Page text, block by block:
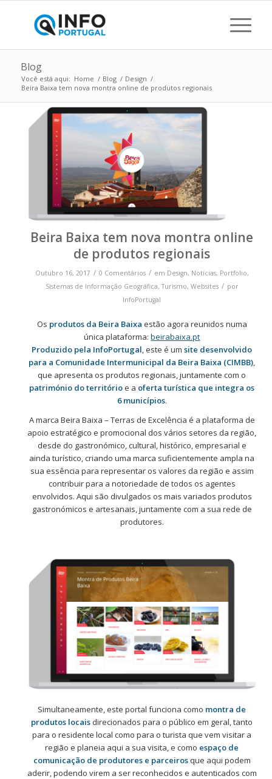
Blog
Você está aqui: Home / Blog / Design /
Beira Baixa tem nova montra online de produtos regionais
Beira Baixa tem nova montra online
de produtos regionais
Outubro 16, 2017 / 0 Comentários / em Design, Notícias, Portfolio,
Sistemas de Informação Geográfica,Turismo, Websites / por
InfoPortugal
Os produtos da Beira Baixa estão agora reunidos numa
única plataforma:beirabaixa.pt
Produzido pela InfoPortugal, este é umsite desenvolvido
para a Comunidade Intermunicipal da Beira Baixa (CIMBB),
que apresenta os produtos regionais, juntamente com o
património do territórioe a oferta turística que integra os
6 municípios.
A marca Beira Baixa – Terras de Excelência é a plataforma de
apoio estratégico e promocional dos vários setores da região,
desde do gastronómico, cultural, histórico, empresarial e
ainda turístico, criando uma marca suficientemente ampla na
sua essência para representar os valores da região e assim
contribuir para a notoriedade de todos os agentes
envolvidos. Aqui são divulgados os mais variados produtos
gastronómicos e artesanais, juntamente com a sua rede de
produtores.
Simultaneamente, este portal funciona como montra de
produtos locais direcionados para o público em geral, tanto
para o residente local como para o turista que vem visitar a
região e planeia aqui a sua visita, e como espaço de
comunicação de produtores e parceirosque aqui podem
aderir, podendo virem a ser reconhecidos e autenticados com